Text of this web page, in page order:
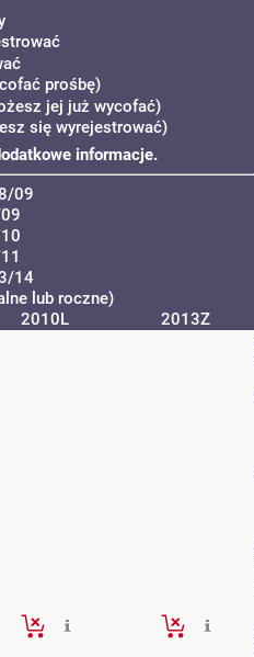
prośbę)
jej już wycofać)
się wyrejestrować)
informacje.
09
14
lub roczne)
2010L 2013Z